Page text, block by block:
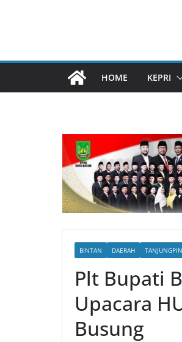
HOME KEPRI
BINTAN DAERAH
Plt Bupati
Upacara
Busung